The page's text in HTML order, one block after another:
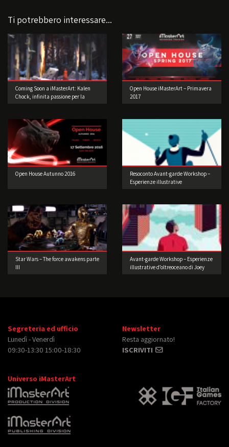
Ti potrebbero interessare...
Coming Soon a iMasterArt: Kalen
Chock, infinita passione per la
Open House iMasterArt – Primavera
2017
Open House Autunno 2016
Resoconto Avant-garde Workshop –
Esperienze illustrative
Star Wars – The force awakens parte
III
Avant-garde Workshop – Esperienze
illustrative d’oltreoceano di Joey
Segreteria ed ufficio
Lunedì - Venerdì
09:30-13:30 15:00-18:30
Newsletter
Resta aggiornato!
ISCRIVITI
Universo iMasterArt